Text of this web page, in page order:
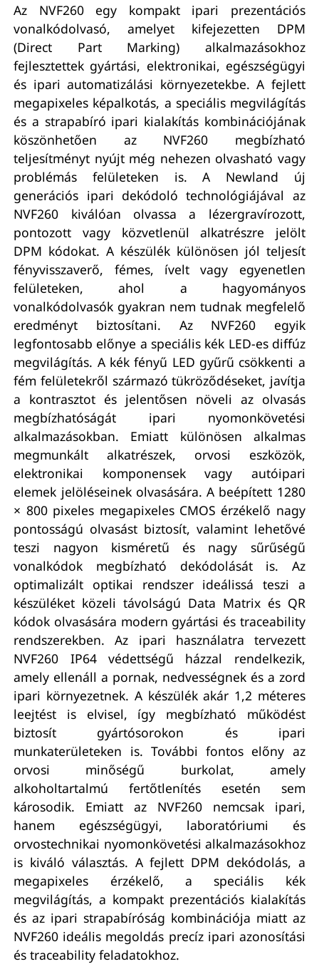
Az NVF260 egy kompakt ipari prezentációs
vonalkódolvasó, amelyet kifejezetten DPM
(Direct Part Marking) alkalmazásokhoz
fejlesztettek gyártási, elektronikai, egészségügyi
és ipari automatizálási környezetekbe. A fejlett
megapixeles képalkotás, a speciális megvilágítás
és a strapabíró ipari kialakítás kombinációjának
köszönhetően az NVF260 megbízható
teljesítményt nyújt még nehezen olvasható vagy
problémás felületeken is. A Newland új
generációs ipari dekódoló technológiájával az
NVF260 kiválóan olvassa a lézergravírozott,
pontozott vagy közvetlenül alkatrészre jelölt
DPM kódokat. A készülék különösen jól teljesít
fényvisszaverő, fémes, ívelt vagy egyenetlen
felületeken, ahol a hagyományos
vonalkódolvasók gyakran nem tudnak megfelelő
eredményt biztosítani. Az NVF260 egyik
legfontosabb előnye a speciális kék LED-es diffúz
megvilágítás. A kék fényű LED gyűrű csökkenti a
fém felületekről származó tükröződéseket, javítja
a kontrasztot és jelentősen növeli az olvasás
megbízhatóságát ipari nyomonkövetési
alkalmazásokban. Emiatt különösen alkalmas
megmunkált alkatrészek, orvosi eszközök,
elektronikai komponensek vagy autóipari
elemek jelöléseinek olvasására. A beépített 1280
× 800 pixeles megapixeles CMOS érzékelő nagy
pontosságú olvasást biztosít, valamint lehetővé
teszi nagyon kisméretű és nagy sűrűségű
vonalkódok megbízható dekódolását is. Az
optimalizált optikai rendszer ideálissá teszi a
készüléket közeli távolságú Data Matrix és QR
kódok olvasására modern gyártási és traceability
rendszerekben. Az ipari használatra tervezett
NVF260 IP64 védettségű házzal rendelkezik,
amely ellenáll a pornak, nedvességnek és a zord
ipari környezetnek. A készülék akár 1,2 méteres
leejtést is elvisel, így megbízható működést
biztosít gyártósorokon és ipari
munkaterületeken is. További fontos előny az
orvosi minőségű burkolat, amely
alkoholtartalmú fertőtlenítés esetén sem
károsodik. Emiatt az NVF260 nemcsak ipari,
hanem egészségügyi, laboratóriumi és
orvostechnikai nyomonkövetési alkalmazásokhoz
is kiváló választás. A fejlett DPM dekódolás, a
megapixeles érzékelő, a speciális kék
megvilágítás, a kompakt prezentációs kialakítás
és az ipari strapabíróság kombinációja miatt az
NVF260 ideális megoldás precíz ipari azonosítási
és traceability feladatokhoz.